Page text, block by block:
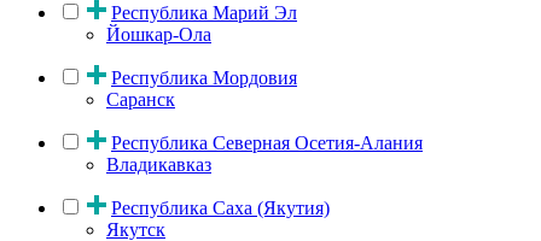
Республика Марий Эл
Йошкар-Ола
Республика Мордовия
Саранск
Республика Северная Осетия-Алания
Владикавказ
Республика Саха (Якутия)
Якутск